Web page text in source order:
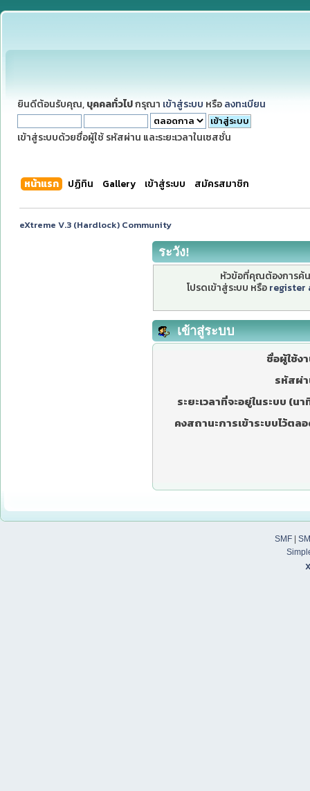
ยินดีต้อนรับคุณ, บุคคลทั่วไปกรุณา เข้าสู่ระบบ หรือ ลงทะเบียน
เข้าสู่ระบบด้วยชื่อผู้ใช้ รหัสผ่าน และระยะเวลาในเซสชั่น
หน้าแรก ปฏิทิน Gallery เข้าสู่ระบบ สมัครสมาชิก
eXtreme V.3 (Hardlock) Community
ระวัง!
หัวข้อที่คุณต้องการค้
โปรดเข้าสู่ระบบ หรือ register
เข้าสู่ระบบ
ชื่อผู้ใช้ง
รหัสผ่
ระยะเวลาที่จะอยู่ในระบบ (นา
คงสถานะการเข้าระบบไว้ตล
SMF|